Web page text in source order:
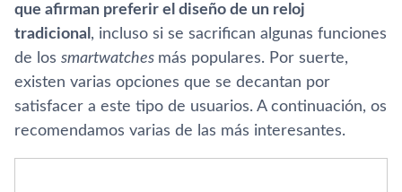
que afirman preferir el diseño de un reloj
tradicional , incluso si se sacrifican algunas funciones
de los smartwatches más populares. Por suerte,
existen varias opciones que se decantan por
satisfacer a este tipo de usuarios. A continuación, os
recomendamos varias de las más interesantes.